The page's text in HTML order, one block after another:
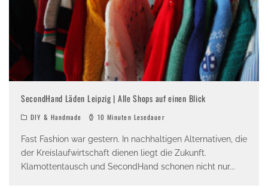
SecondHand Läden Leipzig | Alle Shops auf einen Blick
DIY & Handmade 10 Minuten Lesedauer
Fast Fashion war gestern. In nachhaltigen Alternativen, die
der Kreislaufwirtschaft dienen liegt die Zukunft.
Klamottentausch und SecondHand schonen nicht nur...